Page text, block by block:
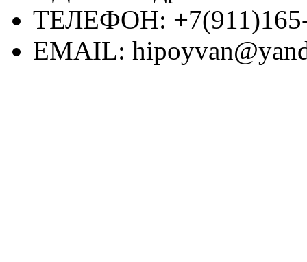
ТЕЛЕФОН:
EMAIL: